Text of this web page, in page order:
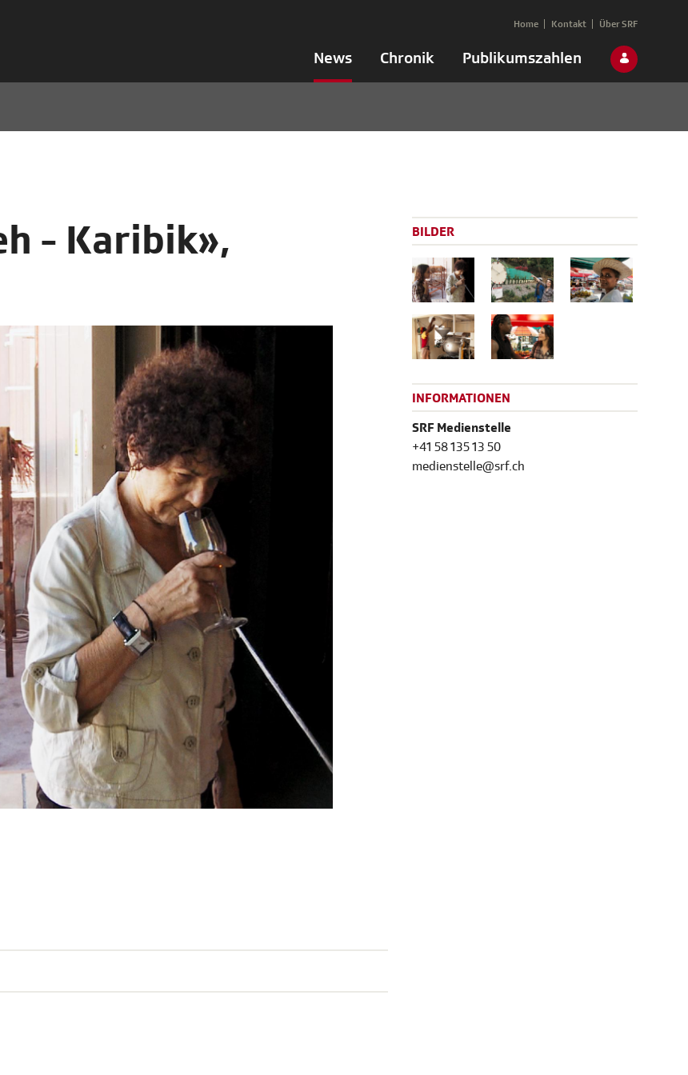
News Chronik Publikumszahlen
Home Kontakt Über SRF
- Karibik»,
BILDER
INFORMATIONEN
SRF Medienstelle
+41 58 135 13 50
medienstelle@srf.ch